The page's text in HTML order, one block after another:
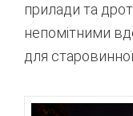
прилади та
непомітними
для